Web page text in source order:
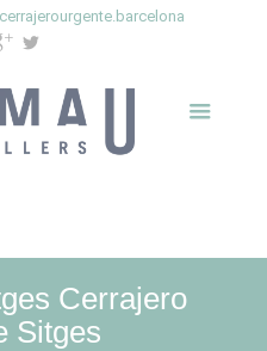
Cerrajero
Sitges